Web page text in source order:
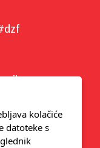
kolačiće
datoteke s